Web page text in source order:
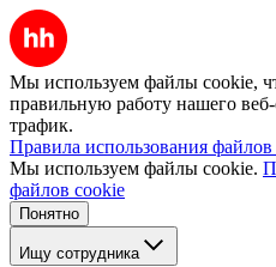
Мы используем файлы cookie,
правильную работу нашего веб-
трафик.
Правила использования
Мы используем файлы cookie.
файлов cookie
Понятно
Ищу сотрудника